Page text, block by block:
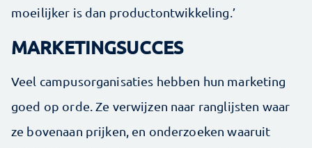
moeilijker is dan productontwikkeling.’
MARKETINGSUCCES
Veel campusorganisaties hebben hun marketing
goed op orde. Ze verwijzen naar ranglijsten waar
ze bovenaan prijken, en onderzoeken waaruit